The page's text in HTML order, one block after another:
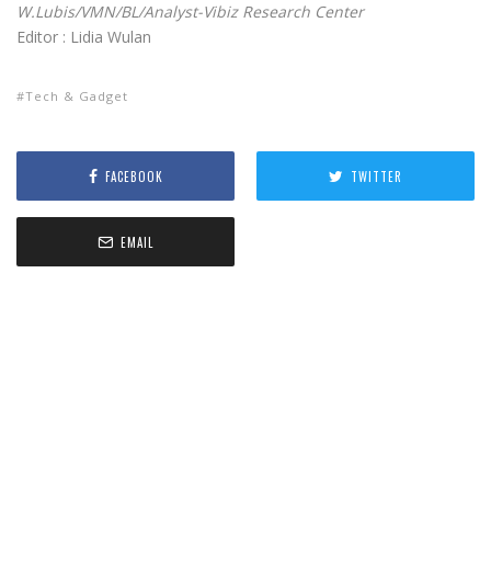
W.Lubis/VMN/BL/Analyst-Vibiz Research Center
Editor : Lidia Wulan
Tech & Gadget
FACEBOOK TWITTER
EMAIL